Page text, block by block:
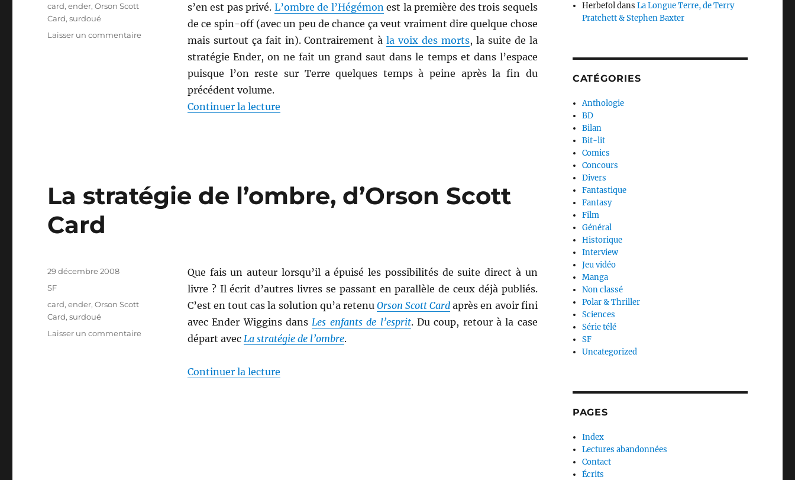
s’en est pas privé. L’ombre de l’Hégémonest la première des trois sequels
de ce spin-off (avec un peu de chance ça veut vraiment dire quelque chose
mais surtout ça fait in). Contrairement àla voix des morts, la suite de la
stratégie Ender, on ne fait un grand saut dans le temps et dans l’espace
puisque l’on reste sur Terre quelques temps à peine après la fin du
précédent volume.
Continuer la lecturede « L’ombre de l’Hégémon, d’Orson Scott Card »
Étiquettes
card,ender,Orson Scott
Card,surdoué
Laisser un commentairesur
La stratégie de l’ombre, d’Orson Scott
Card
Que fais un auteur lorsqu’il a épuisé les possibilités de suite direct à un
livre ? Il écrit d’autres livres se passant en parallèle de ceux déjà publiés.
C’est en tout cas la solution qu’a retenu Orson Scott Card après en avoir fini
avec Ender Wiggins dansLes enfants de l’esprit. Du coup, retour à la case
départ avec La stratégie de l’ombre.
Continuer la lecturede « La stratégie de l’ombre, d’Orson Scott Card »
Publié
29 décembre 2008
Catégories
SF
Étiquettes
card,ender,Orson Scott
Card,surdoué
Laisser un commentairesur
HerbefoldansLa Longue Terre, de Terry
Pratchett & Stephen Baxter
CATÉGORIES
Anthologie
BD
Bilan
Bit-lit
Comics
Concours
Divers
Fantastique
Fantasy
Film
Général
Historique
Interview
Jeu vidéo
Manga
Non classé
Polar & Thriller
Sciences
Série télé
SF
Uncategorized
PAGES
Index
Lectures abandonnées
Contact
Écrits